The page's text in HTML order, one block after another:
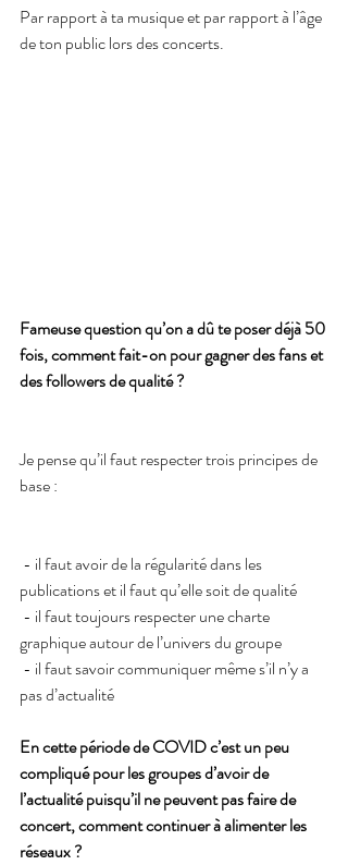
Par rapport à ta musique et par rapport à l’âge
de ton public lors des concerts.
Fameuse question qu’on a dû te poser déjà 50
fois, comment fait-on pour gagner des fans et
des followers de qualité ?
Je pense qu’il faut respecter trois principes de
base :
publications et il faut qu’elle soit de qualité
graphique autour de l’univers du groupe
pas d’actualité
En cette période de COVID c’est un peu
compliqué pour les groupes d’avoir de
l’actualité puisqu’il ne peuvent pas faire de
concert, comment continuer à alimenter les
réseaux ?